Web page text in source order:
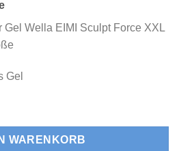
Gel Wella EIMI Sculpt Force XXL
Gel
GEL 250 ml Vorteilsgröße Menge
WARENKORB